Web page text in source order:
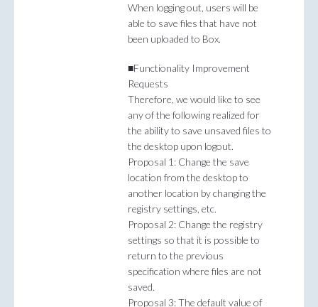
When logging out, users will be
able to save files that have not
been uploaded to Box.
■Functionality Improvement
Requests
Therefore, we would like to see
any of the following realized for
the ability to save unsaved files to
the desktop upon logout.
Proposal 1: Change the save
location from the desktop to
another location by changing the
registry settings, etc.
Proposal 2: Change the registry
settings so that it is possible to
return to the previous
specification where files are not
saved.
Proposal 3: The default value of